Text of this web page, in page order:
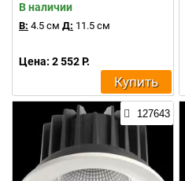
В наличии
В: 4.5 см Д: 11.5 см
Цена: 2 552 Р.
Купить
127643